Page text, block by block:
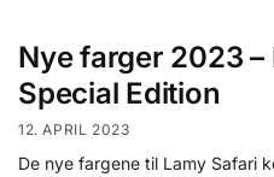
Nye farger 2023 –
Special Edition
12. APRIL 2023
De nye fargene til Lamy Safari